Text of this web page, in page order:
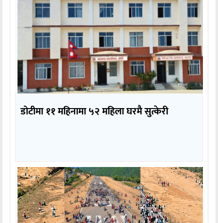
डोटीमा ११ महिनामा ५२ महिला घरमै सुत्केरी